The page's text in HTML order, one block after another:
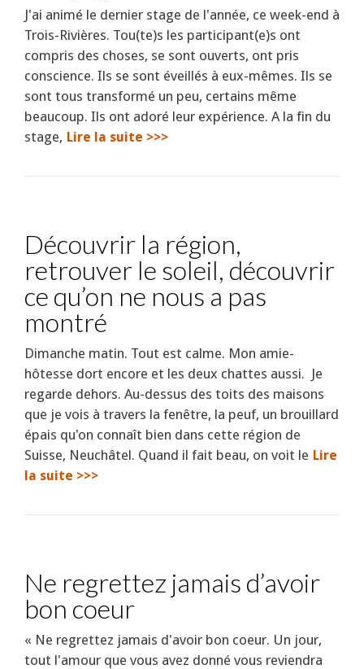
J'ai animé le dernier stage de l'année, ce week-end à
Trois-Rivières. Tou(te)s les participant(e)s ont
compris des choses, se sont ouverts, ont pris
conscience. Ils se sont éveillés à eux-mêmes. Ils se
sont tous transformé un peu, certains même
beaucoup. Ils ont adoré leur expérience. A la fin du
stage, Lire la suite >>>
Découvrir la région,
retrouver le soleil, découvrir
ce qu’on ne nous a pas
montré
Dimanche matin. Tout est calme. Mon amie-
hôtesse dort encore et les deux chattes aussi. Je
regarde dehors. Au-dessus des toits des maisons
que je vois à travers la fenêtre, la peuf, un brouillard
épais qu'on connaît bien dans cette région de
Suisse, Neuchâtel. Quand il fait beau, on voit le Lire
la suite >>>
Ne regrettez jamais d’avoir
bon coeur
« Ne regrettez jamais d'avoir bon coeur. Un jour,
tout l'amour que vous avez donné vous reviendra